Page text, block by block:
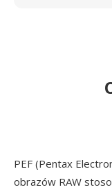
PEF (Pentax
obrazów RAW